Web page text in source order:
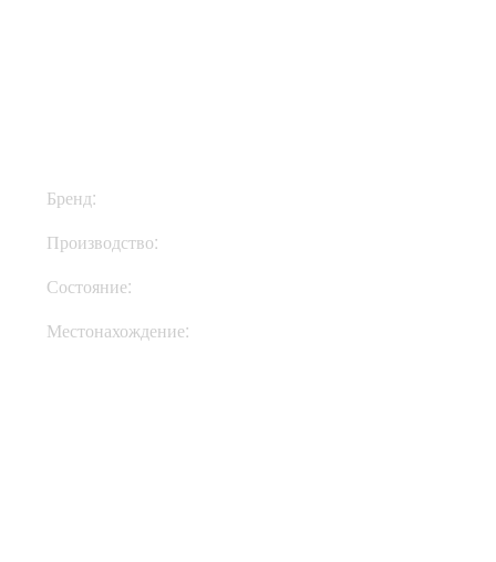
Бренд:
Производство:
Состояние:
Местонахождение: